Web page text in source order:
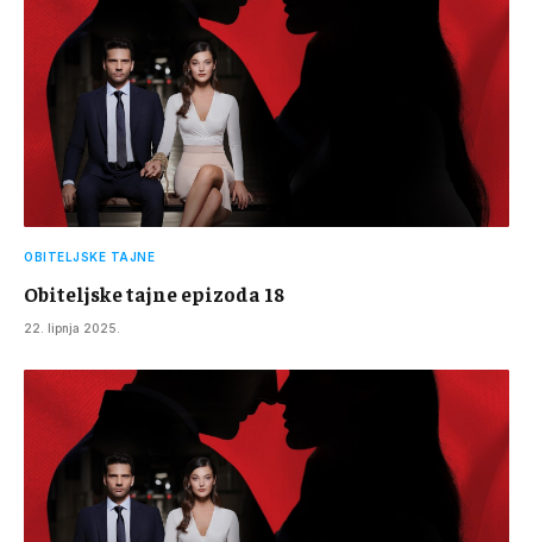
OBITELJSKE TAJNE
Obiteljske tajne epizoda 18
22. lipnja 2025.